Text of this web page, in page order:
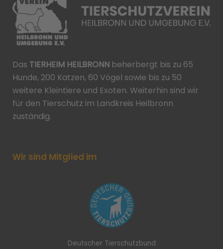
Das TIERHEIM HEILBRONN beherbergt bis zu 65
Hunde, 200 Katzen, 60 Vögel sowie bis zu 50
weitere Kleintiere und Exoten. Weiterhin sind wir
für den Tierschutz im Landkreis Heilbronn
zuständig.
Wir sind Mitglied im
Deutscher Tierschutzbund